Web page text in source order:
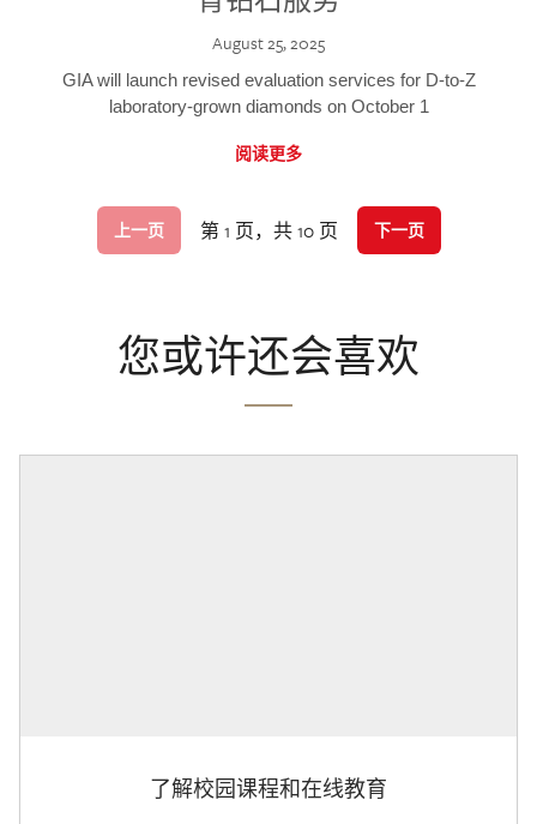
August 25, 2025
GIA will launch revised evaluation services for D-to-Z
laboratory-grown diamonds on October 1
阅读更多
上一页 第 1 页，共 10 页 下一页
您或许还会喜欢
了解校园课程和在线教育